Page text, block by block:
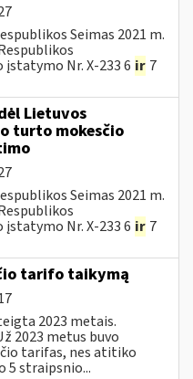
Seimas 2021 m.
Nr. X-233 6 ir 7
Lietuvos
turto mokesčio
Seimas 2021 m.
Nr. X-233 6 ir 7
tarifo taikymą
2023 metais.
2023 metus buvo
tarifas, nes atitiko
5 straipsnio...